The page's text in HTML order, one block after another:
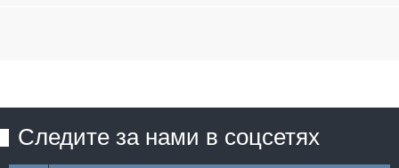
Следите за нами в соцсетях